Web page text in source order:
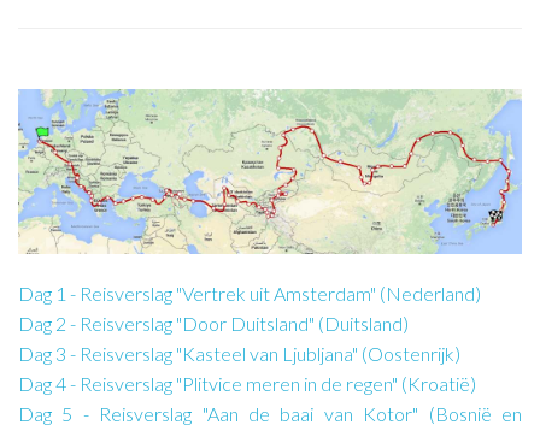
Dag 1 - Reisverslag "Vertrek uit Amsterdam" (Nederland)
Dag 2 - Reisverslag "Door Duitsland" (Duitsland)
Dag 3 - Reisverslag "Kasteel van Ljubljana" (Oostenrijk)
Dag 4 - Reisverslag "Plitvice meren in de regen" (Kroatië)
Dag 5 - Reisverslag "Aan de baai van Kotor" (Bosnië en